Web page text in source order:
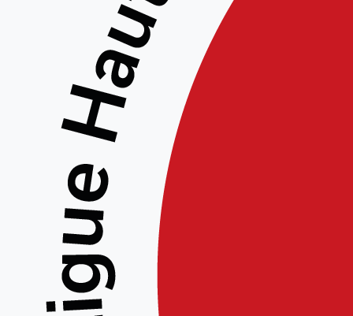
(wendydesmulliez@gmail.com)
sur la zac du bord des eaux, . 62110 NOYELLES GODAULT